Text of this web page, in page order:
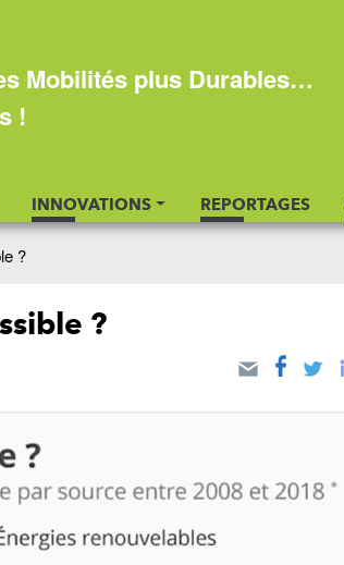
Mobilités plus Durables…
!
INNOVATIONS REPORTAGES
?
?